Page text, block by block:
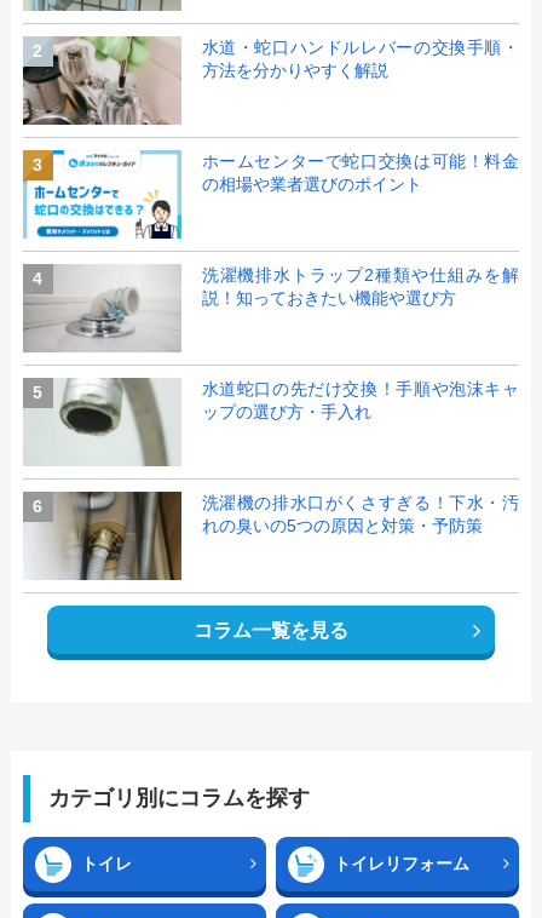
2
水道・蛇口ハンドルレバーの交換手順・
方法を分かりやすく解説
3
ホームセンターで蛇口交換は可能！料金
の相場や業者選びのポイント
4
洗濯機排水トラップ2種類や仕組みを解
説！知っておきたい機能や選び方
5
水道蛇口の先だけ交換！手順や泡沫キャ
ップの選び方・手入れ
6
洗濯機の排水口がくさすぎる！下水・汚
れの臭いの5つの原因と対策・予防策
コラム一覧を見る
カテゴリ別にコラムを探す
トイレ トイレリフォーム